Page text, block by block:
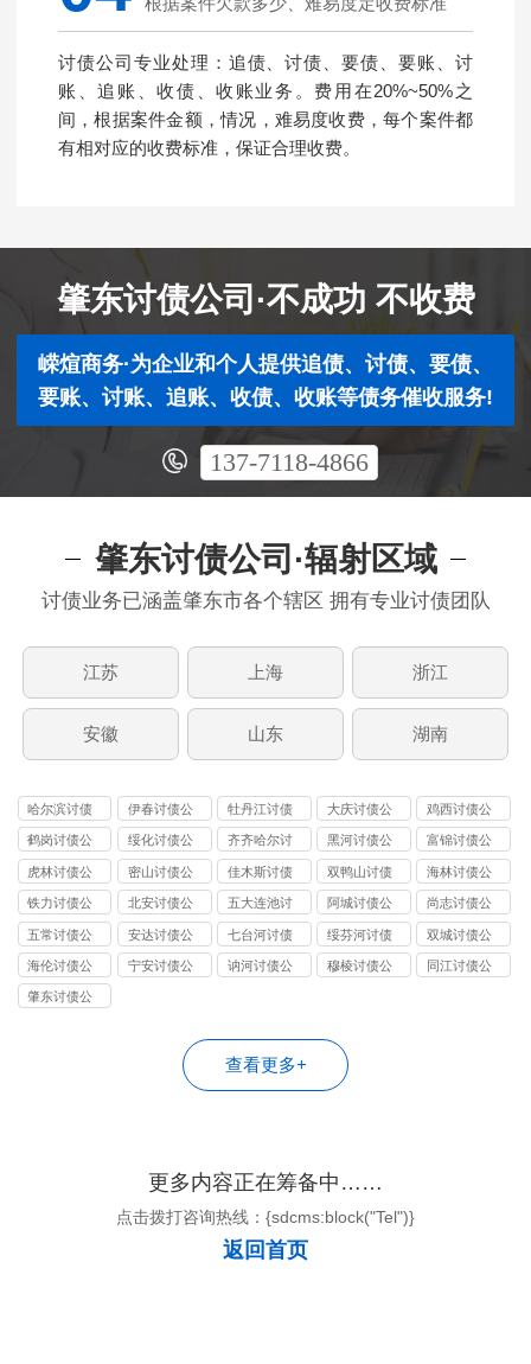
讨债公司专业处理：追债、讨债、要债、要账、讨
账、追账、收债、收账业务。费用在20%~50%之
间，根据案件金额，情况，难易度收费，每个案件都
有相对应的收费标准，保证合理收费。
肇东讨债公司·不成功 不收费
嵘煊商务·为企业和个人提供追债、讨债、要债、
要账、讨账、追账、收债、收账等债务催收服务!
137-7118-4866
肇东讨债公司·辐射区域
讨债业务已涵盖肇东市各个辖区 拥有专业讨债团队
江苏 上海 浙江
安徽 山东 湖南
哈尔滨讨债
公司
伊春讨债公
司
牡丹江讨债
公司
大庆讨债公
司
鸡西讨债公
司
鹤岗讨债公
司
绥化讨债公
司
齐齐哈尔讨
债公司
黑河讨债公
司
富锦讨债公
司
虎林讨债公
司
密山讨债公
司
佳木斯讨债
公司
双鸭山讨债
公司
海林讨债公
司
铁力讨债公
司
北安讨债公
司
五大连池讨
债公司
阿城讨债公
司
尚志讨债公
司
五常讨债公
司
安达讨债公
司
七台河讨债
公司
绥芬河讨债
公司
双城讨债公
司
海伦讨债公
司
宁安讨债公
讷河讨债公
穆棱讨债公
同江讨债公
肇东讨债公
查看更多+
更多内容正在筹备中……
点击拨打咨询热线：{sdcms:block("Tel")}
返回首页